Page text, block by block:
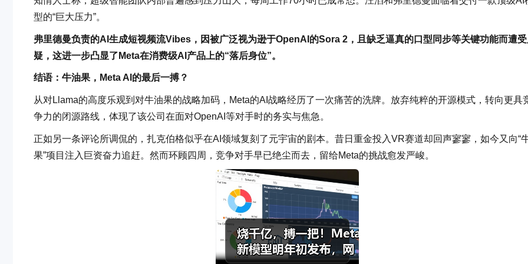
型的“巨大压力”。
弗里德曼负责的AI生成短视频流Vibes，因被广泛视为逊于OpenAI的Sora 2，且缺乏逼真的口型同步等关键功能而遭
疑，这进一步凸显了Meta在消费级AI产品上的“落后身位”。
结语：牛油果，Meta AI的最后一搏？
从对Llama的高度乐观到对牛油果的战略加码，Meta的AI战略经历了一次痛苦的洗牌。放弃纯粹的开源模式，转向更具
争力的闭源路线，体现了该公司在面对OpenAI等对手时的务实与焦急。
正如另一条评论所调侃的，扎克伯格似乎在AI领域复刻了元宇宙的剧本。昔日重金投入VR赛道却回声寥寥，如今又向“
果”项目注入巨资奋力追赶。然而环顾四周，竞争对手早已绝尘而去，留给Meta的挑战愈发严峻。